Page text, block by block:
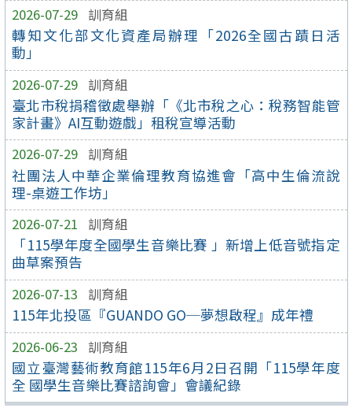
2026-07-29 訓育組
轉知文化部文化資產局辦理「2026全國古蹟日活
動」
2026-07-29 訓育組
臺北市稅捐稽徵處舉辦「《北市稅之心：稅務智能管
家計畫》AI互動遊戲」租稅宣導活動
2026-07-29 訓育組
社團法人中華企業倫理教育協進會「高中生倫流說
理-桌遊工作坊」
2026-07-21 訓育組
「115學年度全國學生音樂比賽 」新增上低音號指定
曲草案預告
2026-07-13 訓育組
115年北投區『GUANDO GO─夢想啟程』成年禮
2026-06-23 訓育組
國立臺灣藝術教育館115年6月2日召開「115學年度
全 國學生音樂比賽諮詢會」會議紀錄